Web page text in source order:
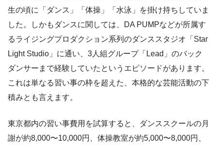
生の頃に「ダンス」「体操」「水泳」を掛け持ちしていま
した。しかもダンスに関しては、DA PUMPなどが所属す
るライジングプロダクション系列のダンススタジオ「Star
Light Studio」に通い、3人組グループ「Lead」のバック
ダンサーまで経験していたというエピソードがあります。
これは単なる習い事の枠を超えた、本格的な芸能活動の下
積みとも言えます。
東京都内の習い事費用を試算すると、ダンススクールの月
謝が約8,000〜10,000円、体操教室が約5,000〜8,000円、